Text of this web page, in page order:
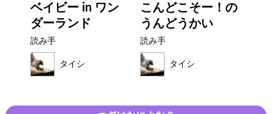
ベイビー in ワン
ダーランド
読み手
タイシ
こんどこそー！の
うんどうかい
読み手
タイシ